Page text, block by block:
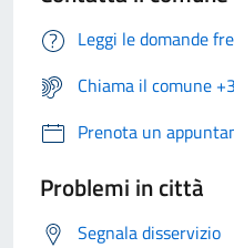
Leggi le domande
Chiama il comune
Prenota un
Problemi in città
Segnala disservizio